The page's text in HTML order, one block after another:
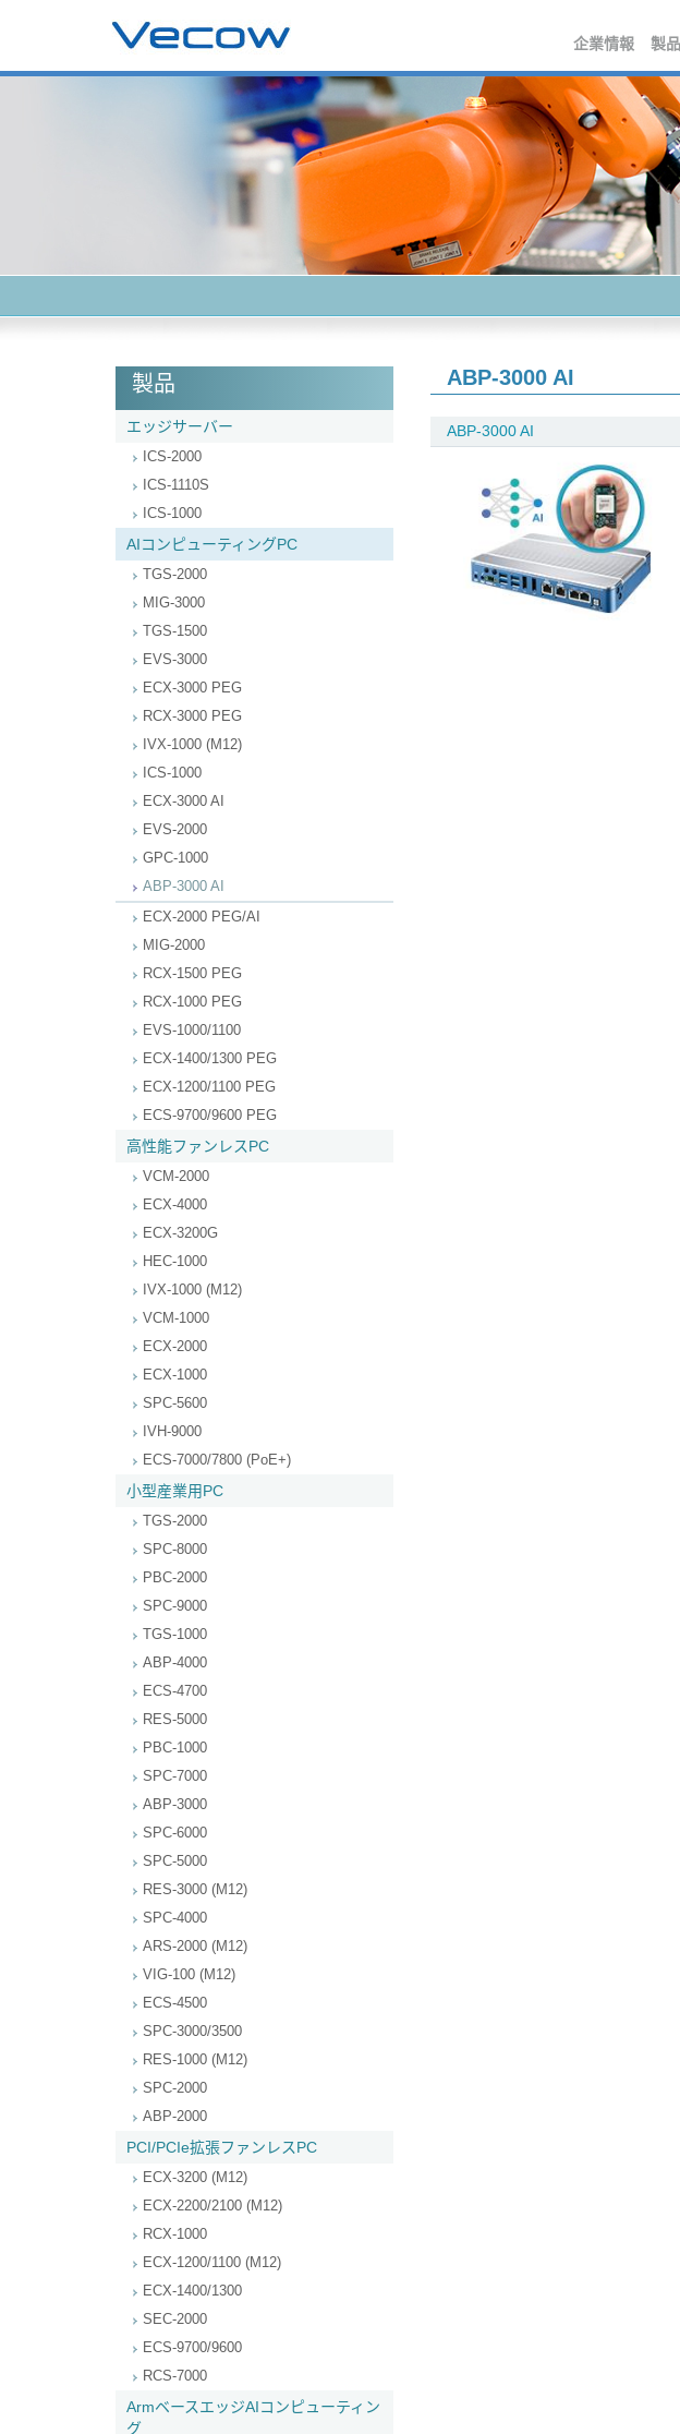
企業情報 製品
製品
エッジサーバー
ICS-2000
ICS-1110S
ICS-1000
AIコンピューティングPC
TGS-2000
MIG-3000
TGS-1500
EVS-3000
ECX-3000 PEG
RCX-3000 PEG
IVX-1000 (M12)
ICS-1000
ECX-3000 AI
EVS-2000
GPC-1000
ABP-3000 AI
ECX-2000 PEG/AI
MIG-2000
RCX-1500 PEG
RCX-1000 PEG
EVS-1000/1100
ECX-1400/1300 PEG
ECX-1200/1100 PEG
ECS-9700/9600 PEG
高性能ファンレスPC
VCM-2000
ECX-4000
ECX-3200G
HEC-1000
IVX-1000 (M12)
VCM-1000
ECX-2000
ECX-1000
SPC-5600
IVH-9000
ECS-7000/7800 (PoE+)
小型産業用PC
TGS-2000
SPC-8000
PBC-2000
SPC-9000
TGS-1000
ABP-4000
ECS-4700
RES-5000
PBC-1000
SPC-7000
ABP-3000
SPC-6000
SPC-5000
RES-3000 (M12)
SPC-4000
ARS-2000 (M12)
VIG-100 (M12)
ECS-4500
SPC-3000/3500
RES-1000 (M12)
SPC-2000
ABP-2000
PCI/PCIe拡張ファンレスPC
ECX-3200 (M12)
ECX-2200/2100 (M12)
RCX-1000
ECX-1200/1100 (M12)
ECX-1400/1300
SEC-2000
ECS-9700/9600
RCS-7000
ArmベースエッジAIコンピューティン
グ
ABP-3000 AI
ABP-3000 AI